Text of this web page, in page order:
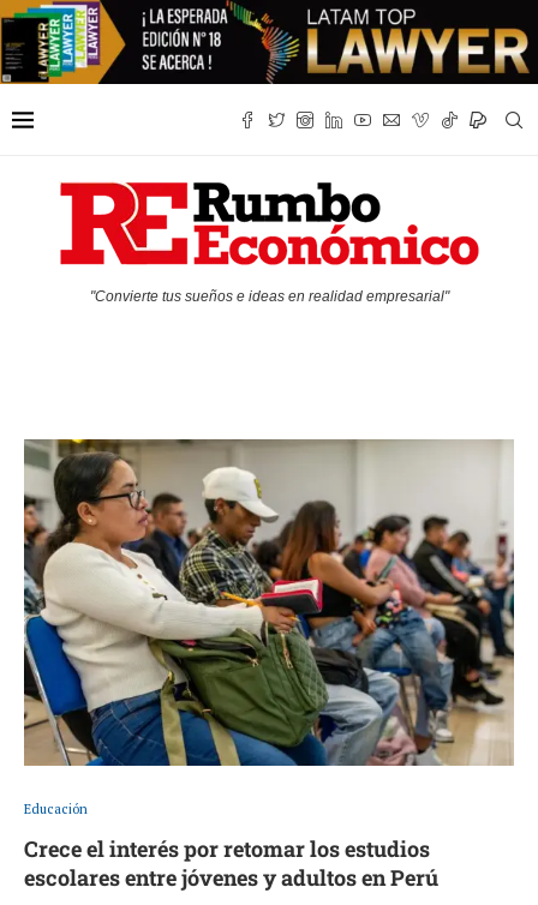
"Convierte tus sueños e ideas en realidad empresarial"
Educación
Crece el interés por retomar los estudios
escolares entre jóvenes y adultos en Perú